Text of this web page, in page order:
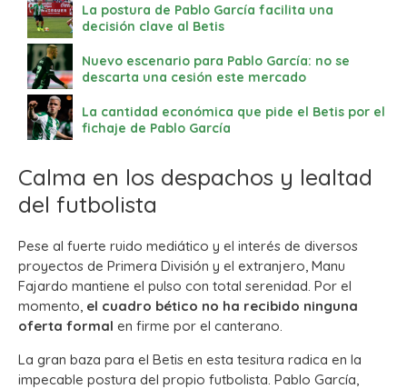
La postura de Pablo García facilita una
decisión clave al Betis
Nuevo escenario para Pablo García: no se
descarta una cesión este mercado
La cantidad económica que pide el Betis por el
fichaje de Pablo García
Calma en los despachos y lealtad
del futbolista
Pese al fuerte ruido mediático y el interés de diversos
proyectos de Primera División y el extranjero, Manu
Fajardo mantiene el pulso con total serenidad. Por el
momento, el cuadro bético no ha recibido ninguna
oferta formal en firme por el canterano.
La gran baza para el Betis en esta tesitura radica en la
impecable postura del propio futbolista. Pablo García,